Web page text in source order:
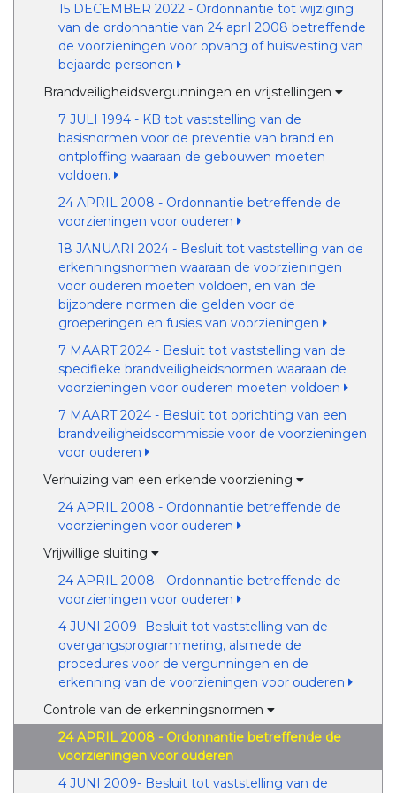
15 DECEMBER 2022 - Ordonnantie tot wijziging
van de ordonnantie van 24 april 2008 betreffende
de voorzieningen voor opvang of huisvesting van
bejaarde personen
Brandveiligheidsvergunningen en vrijstellingen
7 JULI 1994 - KB tot vaststelling van de
basisnormen voor de preventie van brand en
ontploffing waaraan de gebouwen moeten
voldoen.
24 APRIL 2008 - Ordonnantie betreffende de
voorzieningen voor ouderen
18 JANUARI 2024 - Besluit tot vaststelling van de
erkenningsnormen waaraan de voorzieningen
voor ouderen moeten voldoen, en van de
bijzondere normen die gelden voor de
groeperingen en fusies van voorzieningen
7 MAART 2024 - Besluit tot vaststelling van de
specifieke brandveiligheidsnormen waaraan de
voorzieningen voor ouderen moeten voldoen
7 MAART 2024 - Besluit tot oprichting van een
brandveiligheidscommissie voor de voorzieningen
voor ouderen
Verhuizing van een erkende voorziening
24 APRIL 2008 - Ordonnantie betreffende de
voorzieningen voor ouderen
Vrijwillige sluiting
24 APRIL 2008 - Ordonnantie betreffende de
voorzieningen voor ouderen
4 JUNI 2009- Besluit tot vaststelling van de
overgangsprogrammering, alsmede de
procedures voor de vergunningen en de
erkenning van de voorzieningen voor ouderen
Controle van de erkenningsnormen
24 APRIL 2008 - Ordonnantie betreffende de
voorzieningen voor ouderen
4 JUNI 2009- Besluit tot vaststelling van de